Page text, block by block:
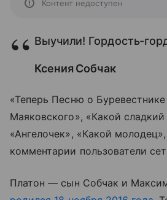
Контент недоступен
Выучили! Гордость-
Ксения Собчак
«Теперь Песню о
Маяковского», «Какой
«Ангелочек», «Какой
комментарии пользователи
Платон — сын Собчак и